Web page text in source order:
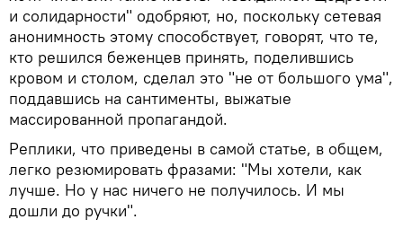
и солидарности" одобряют, но, поскольку сетевая
анонимность этому способствует, говорят, что те,
кто решился беженцев принять, поделившись
кровом и столом, сделал это "не от большого ума",
поддавшись на сантименты, выжатые
массированной пропагандой.
Реплики, что приведены в самой статье, в общем,
легко резюмировать фразами: "Мы хотели, как
лучше. Но у нас ничего не получилось. И мы
дошли до ручки".